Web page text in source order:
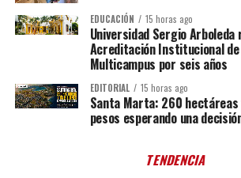
EDUCACIÓN 15 horas ago
Universidad Sergio Arboleda
Acreditación Institucional de
Multicampus por seis años
EDITORIAL 15 horas ago
Santa Marta: 260 hectáreas
pesos esperando una
TENDENCIA